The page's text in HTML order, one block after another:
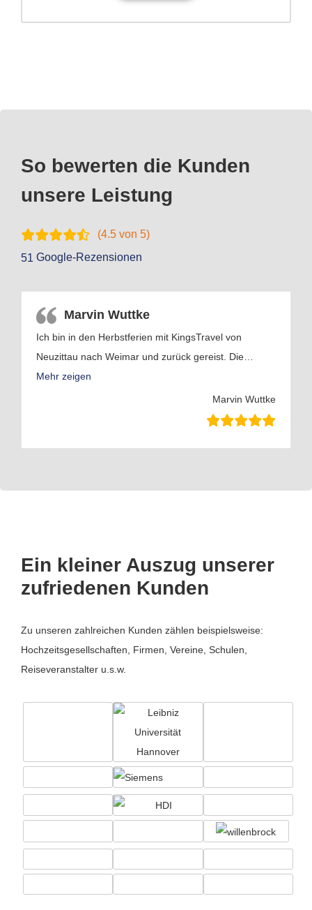
So bewerten die Kunden
unsere Leistung
(4.5 von 5)
51 Google-Rezensionen
Marvin Wuttke
Ich bin in den Herbstferien mit KingsTravel von
Neuzittau nach Weimar und zurück gereist. Die
Mehr zeigen
Marvin Wuttke
Ein kleiner Auszug unserer
zufriedenen Kunden
Zu unseren zahlreichen Kunden zählen beispielsweise:
Hochzeitsgesellschaften, Firmen, Vereine, Schulen,
Reiseveranstalter u.s.w.